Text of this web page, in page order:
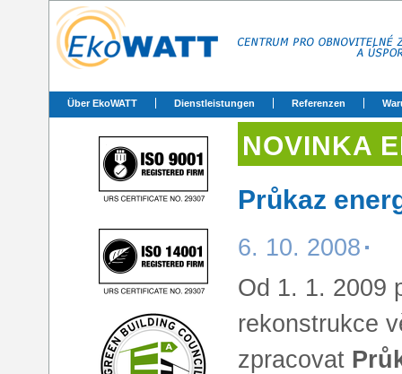
Über EkoWATT Dienstleistungen Referenzen
NOVINKA
Průkaz
6. 10. 2008
Od 1. 1. 2009
rekonstrukce
zpracovat